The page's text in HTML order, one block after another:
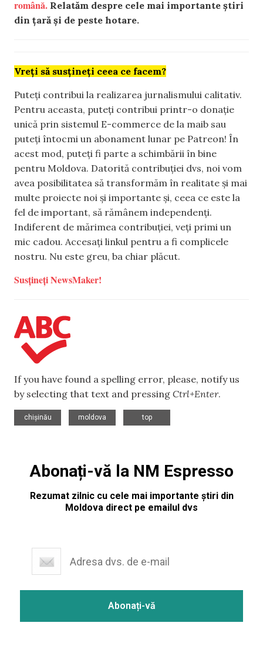
română. Relatăm despre cele mai importante știri
din țară și de peste hotare.
Vreți să susțineți ceea ce facem?
Puteți contribui la realizarea jurnalismului calitativ.
Pentru aceasta, puteți contribui printr-o donație
unică prin sistemul E-commerce de la maib sau
puteți întocmi un abonament lunar pe Patreon! În
acest mod, puteți fi parte a schimbării în bine
pentru Moldova. Datorită contribuției dvs, noi vom
avea posibilitatea să transformăm în realitate și mai
multe proiecte noi și importante și, ceea ce este la
fel de important, să rămânem independenți.
Indiferent de mărimea contribuției, veți primi un
mic cadou. Accesați linkul pentru a fi complicele
nostru. Nu este greu, ba chiar plăcut.
Susțineți NewsMaker!
If you have found a spelling error, please, notify us
by selecting that text and pressing Ctrl+Enter.
chișinău
moldova
top
Abonați-vă la NM Espresso
Rezumat zilnic cu cele mai importante știri din
Moldova direct pe emailul dvs